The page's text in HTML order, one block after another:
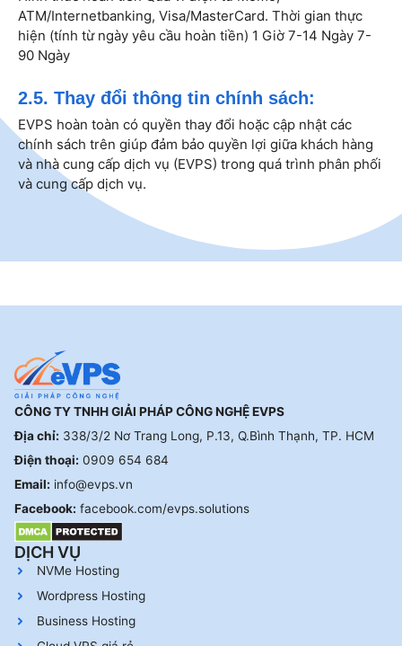
ATM/Internetbanking, Visa/MasterCard. Thời gian thực
hiện (tính từ ngày yêu cầu hoàn tiền) 1 Giờ 7-14 Ngày 7-
90 Ngày
2.5. Thay đổi thông tin chính sách:
EVPS hoàn toàn có quyền thay đổi hoặc cập nhật các
chính sách trên giúp đảm bảo quyền lợi giữa khách hàng
và nhà cung cấp dịch vụ (EVPS) trong quá trình phân phối
và cung cấp dịch vụ.
CÔNG TY TNHH GIẢI PHÁP CÔNG NGHỆ EVPS
Địa chỉ: 338/3/2 Nơ Trang Long, P.13, Q.Bình Thạnh, TP. HCM
Điện thoại: 0909 654 684
Email: info@evps.vn
Facebook: facebook.com/evps.solutions
DỊCH VỤ
NVMe Hosting
Wordpress Hosting
Business Hosting